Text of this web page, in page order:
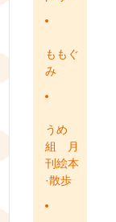
ももぐ
み
うめ
組 月
刊絵本
·散歩